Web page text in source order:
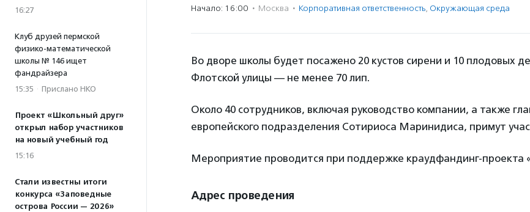
16:27
Клуб друзей пермской
физико-математической
школы № 146 ищет
фандрайзера
15:35 · Прислано НКО
Проект «Школьный друг»
открыл набор участников
на новый учебный год
15:16
Стали известны итоги
конкурса «Заповедные
острова России — 2026»
Начало: 16:00 · Москва · Корпоративная ответственность, Окружающая среда
Во дворе школы будет посажено 20 кустов сирени и 10 плодовых
Флотской улицы — не менее 70 лип.
Около 40 сотрудников, включая руководство компании, а также
европейского подразделения Сотириоса Маринидиса, примут
Мероприятие проводится при поддержке краудфандинг-проекта
Адрес проведения